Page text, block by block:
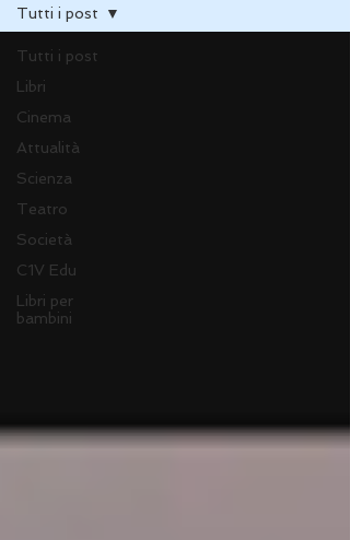
Tutti i post
Libri
Cinema
Attualità
Scienza
Teatro
Società
C1V Edu
Libri per
bambini
Tutti i post